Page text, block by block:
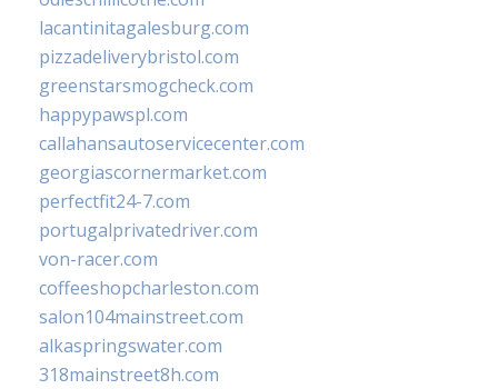
lacantinitagalesburg.com
pizzadeliverybristol.com
greenstarsmogcheck.com
happypawspl.com
callahansautoservicecenter.com
georgiascornermarket.com
perfectfit24-7.com
portugalprivatedriver.com
von-racer.com
coffeeshopcharleston.com
salon104mainstreet.com
alkaspringswater.com
318mainstreet8h.com